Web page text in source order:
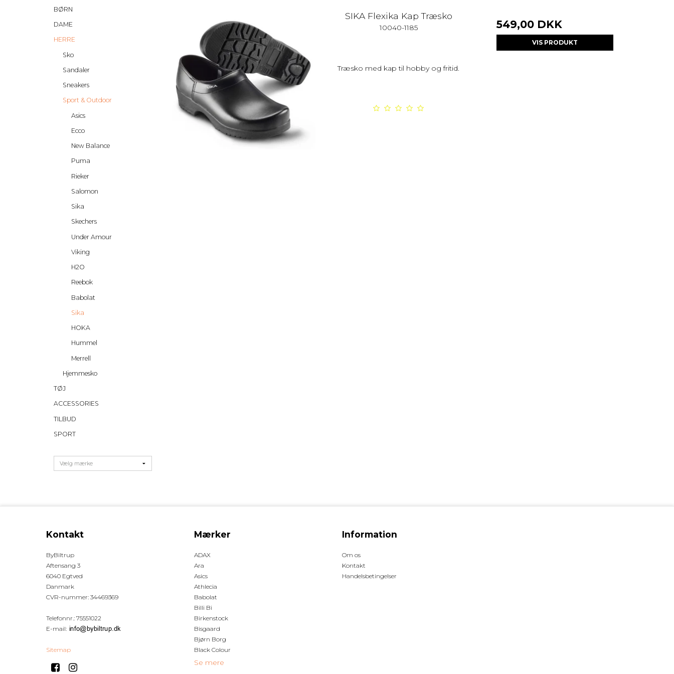
BØRN
DAME
HERRE
Sko
Sandaler
Sneakers
Sport & Outdoor
Asics
Ecco
New Balance
Puma
Rieker
Salomon
Sika
Skechers
Under Amour
Viking
H2O
Reebok
Babolat
Sika
HOKA
Hummel
Merrell
Hjemmesko
TØJ
ACCESSORIES
TILBUD
SPORT
SIKA Flexika Kap Træsko
10040-1185
Træsko med kap til hobby og fritid.
549,00 DKK
VIS PRODUKT
Kontakt
ByBiltrup
Aftensang 3
6040 Egtved
Danmark
CVR-nummer: 34469369
Telefonnr.: 75551022
E-mail:
Sitemap
Mærker
ADAX
Ara
Asics
Athlecia
Babolat
Billi Bi
Birkenstock
Bisgaard
Bjørn Borg
Black Colour
Se mere
Information
Om os
Kontakt
Handelsbetingelser